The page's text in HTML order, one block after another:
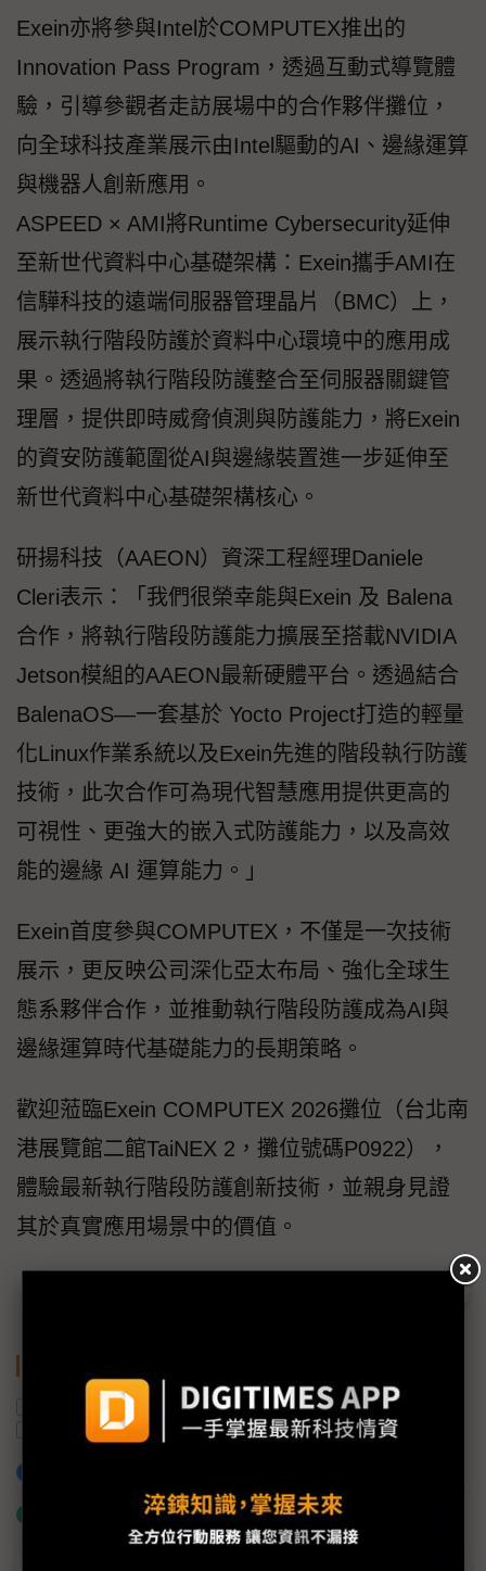
Exein亦將參與Intel於COMPUTEX推出的
Innovation Pass Program，透過互動式導覽體
驗，引導參觀者走訪展場中的合作夥伴攤位，
向全球科技產業展示由Intel驅動的AI、邊緣運算
與機器人創新應用。
ASPEED × AMI將Runtime Cybersecurity延伸
至新世代資料中心基礎架構：Exein攜手AMI在
信驊科技的遠端伺服器管理晶片（BMC）上，
展示執行階段防護於資料中心環境中的應用成
果。透過將執行階段防護整合至伺服器關鍵管
理層，提供即時威脅偵測與防護能力，將Exein
的資安防護範圍從AI與邊緣裝置進一步延伸至
新世代資料中心基礎架構核心。
研揚科技（AAEON）資深工程經理Daniele
Cleri表示：「我們很榮幸能與Exein 及 Balena
合作，將執行階段防護能力擴展至搭載NVIDIA
Jetson模組的AAEON最新硬體平台。透過結合
BalenaOS—一套基於 Yocto Project打造的輕量
化Linux作業系統以及Exein先進的階段執行防護
技術，此次合作可為現代智慧應用提供更高的
可視性、更強大的嵌入式防護能力，以及高效
能的邊緣 AI 運算能力。」
Exein首度參與COMPUTEX，不僅是一次技術
展示，更反映公司深化亞太布局、強化全球生
態系夥伴合作，並推動執行階段防護成為AI與
邊緣運算時代基礎能力的長期策略。
歡迎蒞臨Exein COMPUTEX 2026攤位（台北南
港展覽館二館TaiNEX 2，攤位號碼P0922），
體驗最新執行階段防護創新技術，並親身見證
其於真實應用場景中的價值。
英特爾 資安
AI
COMPUTEX
義大利
什麼是「關鍵字追蹤」